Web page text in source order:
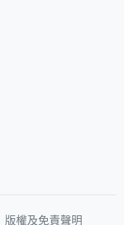
版權及免責聲明